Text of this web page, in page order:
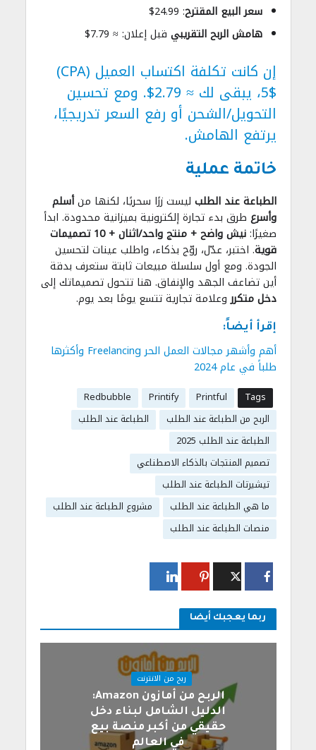
سعر البيع المقترح: 24.99$
هامش الربح التقريبي قبل إعلان: ≈ 7.79$
إن كانت تكلفة اكتساب العميل (CPA)
5$، يبقى لك ≈ 2.79$. ومع تحسين
التحويل/الشحن أو رفع السعر تدريجيًا،
يرتفع الهامش.
خاتمة عملية
الطباعة عند الطلب ليست زرًا سحريًا، لكنها منأسلم
وأسرع طرق بدء تجارة إلكترونية بميزانية محدودة. ابدأ
صغيرًا:
نيش واضح + منتج واحد/اثنان + 10 تصميمات
قوية. اختبر، عدّل، روّج بذكاء، واطلب عينات لتحسين
الجودة. ومع أول سلسلة مبيعات ثابتة ستعرف بدقة
أين تضاعف الجهد والإنفاق. هنا تتحول تصميماتك إلى
دخل متكرروعلامة تجارية تتسع يومًا بعد يوم.
إقرأ أيضاً:
أهم وأشهر مجالات العمل الحر Freelancing وأكثرها
طلباً في عام 2024
Tags
Printful
Printify
Redbubble
الربح من الطباعة عند الطلب
الطباعة عند الطلب
الطباعة عند الطلب 2025
تصميم المنتجات بالذكاء الاصطناعي
تيشيرتات الطباعة عند الطلب
ما هي الطباعة عند الطلب
مشروع الطباعة عند الطلب
منصات الطباعة عند الطلب
ربما يعجبك أيضا
ربح من الانترنت
الربح من أمازون Amazon:
الدليل الشامل لبناء دخل
حقيقي من أكبر منصة بيع
في العالم